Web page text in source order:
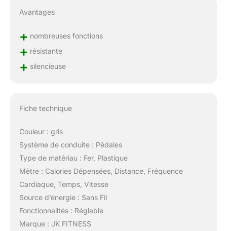
Avantages
+ nombreuses fonctions
+ résistante
+ silencieuse
Fiche technique
Couleur : gris
Système de conduite : Pédales
Type de matériau : Fer, Plastique
Mètre : Calories Dépensées, Distance, Fréquence
Cardiaque, Temps, Vitesse
Source d’énergie : Sans Fil
Fonctionnalités : Réglable
Marque : JK FITNESS